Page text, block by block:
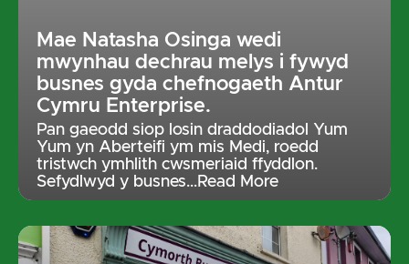
Mae Natasha Osinga wedi
mwynhau dechrau melys i fywyd
busnes gyda chefnogaeth Antur
Cymru Enterprise.
Pan gaeodd siop losin draddodiadol Yum
Yum yn Aberteifi ym mis Medi, roedd
tristwch ymhlith cwsmeriaid ffyddlon.
Sefydlwyd y busnes…Read More